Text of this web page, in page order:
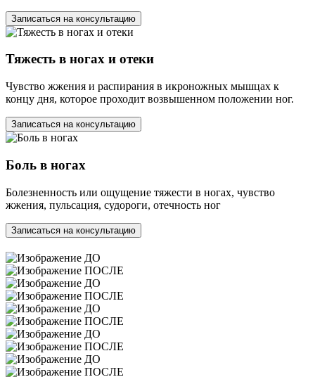
Записаться на консультацию
Тяжесть в ногах и отеки
Чувство жжения и распирания в икроножных мышцах к
концу дня, которое проходит возвышенном положении ног.
Записаться на консультацию
Боль в ногах
Болезненность или ощущение тяжести в ногах, чувство
жжения, пульсация, судороги, отечность ног
Записаться на консультацию